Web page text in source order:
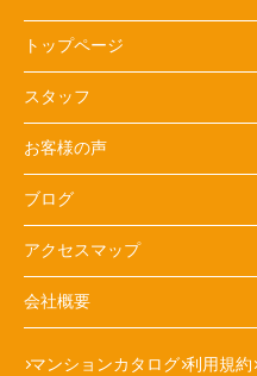
トップページ
スタッフ
お客様の声
ブログ
アクセスマップ
会社概要
マンションカタログ 利用規約